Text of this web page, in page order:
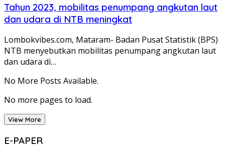
Tahun 2023, mobilitas penumpang angkutan laut
dan udara di NTB meningkat
Lombokvibes.com, Mataram- Badan Pusat Statistik (BPS)
NTB menyebutkan mobilitas penumpang angkutan laut
dan udara di…
No More Posts Available.
No more pages to load.
View More
E-PAPER